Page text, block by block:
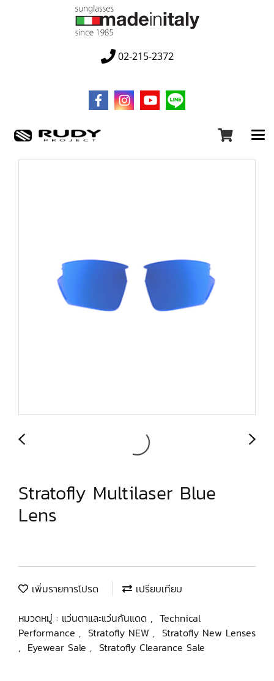
02-215-2372
Stratofly Multilaser Blue
Lens
เพิ่มรายการโปรด
เปรียบเทียบ
หมวดหมู่ : แว่นตาและแว่นกันแดด , Technical
Performance , Stratofly NEW , Stratofly New Lenses
, Eyewear Sale , Stratofly Clearance Sale